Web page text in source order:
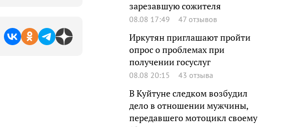
зарезавшую сожителя
08.08 17:49 47 отзывов
Иркутян приглашают пройти
опрос о проблемах при
получении госуслуг
08.08 20:15 43 отзыва
В Куйтуне следком возбудил
дело в отношении мужчины,
передавшего мотоцикл своему